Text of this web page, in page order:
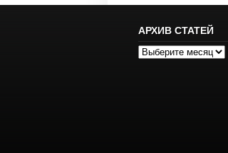
АРХИВ СТАТЕЙ
Архив